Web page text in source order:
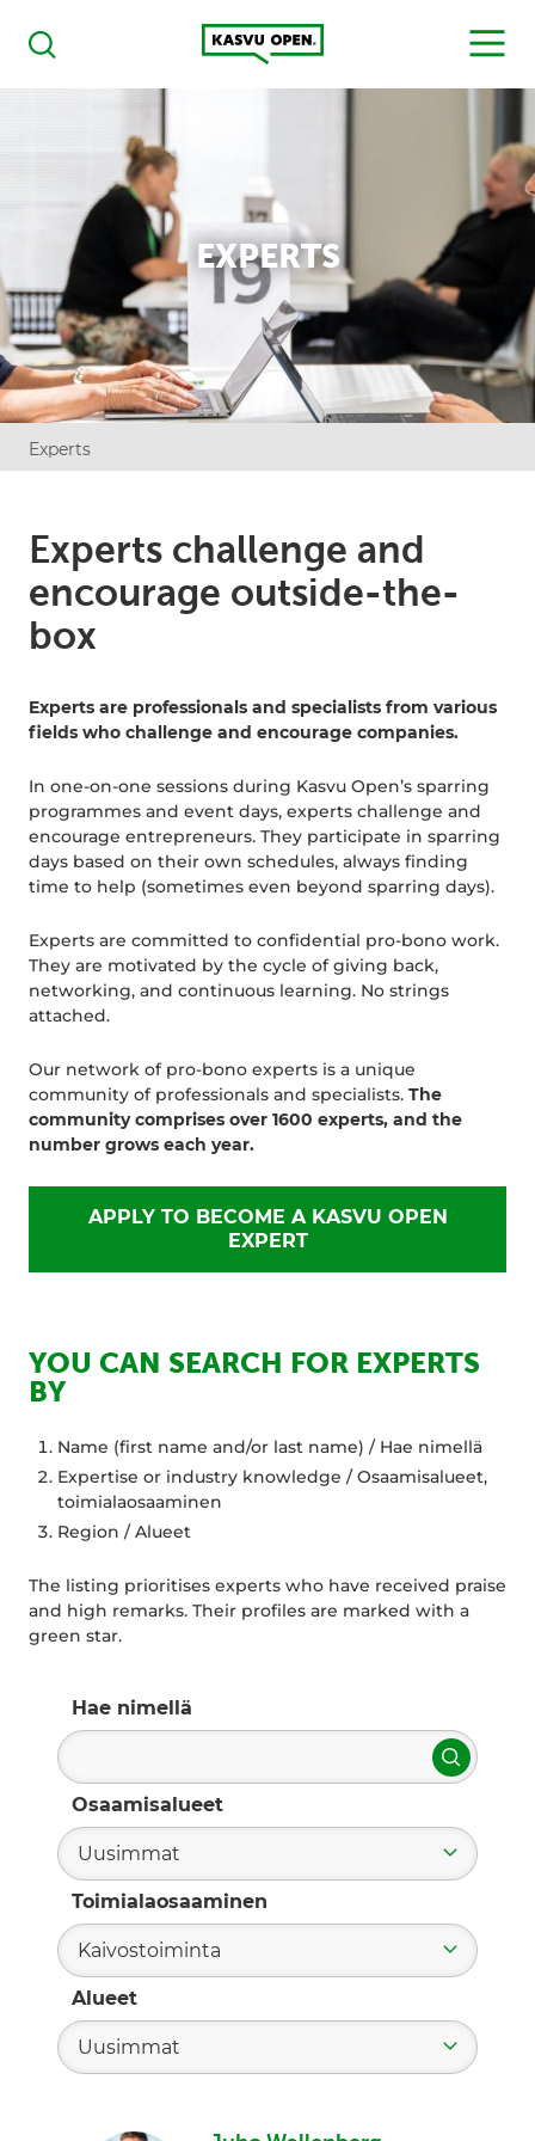
Haku
Kasvu Open
MENU
EXPERTS
Experts
Experts challenge and
encourage outside-the-
box
Experts are professionals and specialists from various
fields who challenge and encourage companies.
In one-on-one sessions during Kasvu Open’s sparring
programmes and event days, experts challenge and
encourage entrepreneurs. They participate in sparring
days based on their own schedules, always finding
time to help (sometimes even beyond sparring days).
Experts are committed to confidential pro-bono work.
They are motivated by the cycle of giving back,
networking, and continuous learning. No strings
attached.
Our network of pro-bono experts is a unique
community of professionals and specialists. The
community comprises over 1600 experts, and the
number grows each year.
APPLY TO BECOME A KASVU OPEN
EXPERT
YOU CAN SEARCH FOR EXPERTS
BY
Name (first name and/or last name) / Hae nimellä
Expertise or industry knowledge / Osaamisalueet,
toimialaosaaminen
Region / Alueet
The listing prioritises experts who have received praise
and high remarks. Their profiles are marked with a
green star.
Hae nimellä
Hae
Osaamisalueet
Uusimmat
Toimialaosaaminen
Kaivostoiminta
Alueet
Uusimmat